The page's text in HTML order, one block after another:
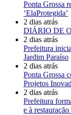
Ponta Grossa
‘ElaProtegida’
2 dias atrás
DIÁRIO DE
2 dias atrás
Prefeitura
Jardim Paraíso
2 dias atrás
Ponta Grossa
Projetos
2 dias atrás
Prefeitura
e à